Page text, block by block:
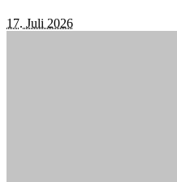
17. Juli 2026